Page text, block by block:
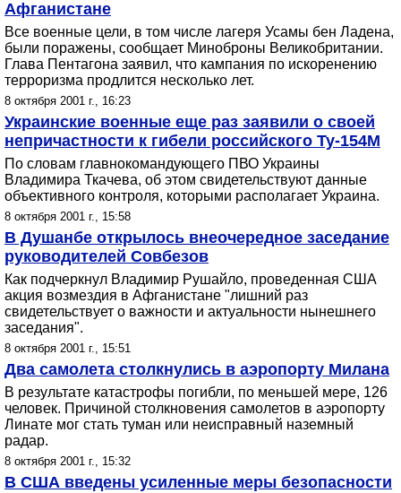
Афганистане
Все военные цели, в том числе лагеря Усамы бен Ладена,
были поражены, сообщает Миноброны Великобритании.
Глава Пентагона заявил, что кампания по искоренению
терроризма продлится несколько лет.
8 октября 2001 г., 16:23
Украинские военные еще раз заявили о своей
непричастности к гибели российского Ту-154М
По словам главнокомандующего ПВО Украины
Владимира Ткачева, об этом свидетельствуют данные
объективного контроля, которыми располагает Украина.
8 октября 2001 г., 15:58
В Душанбе открылось внеочередное заседание
руководителей Совбезов
Как подчеркнул Владимир Рушайло, проведенная США
акция возмездия в Афганистане "лишний раз
свидетельствует о важности и актуальности нынешнего
заседания".
8 октября 2001 г., 15:51
Два самолета столкнулись в аэропорту Милана
В результате катастрофы погибли, по меньшей мере, 126
человек. Причиной столкновения самолетов в аэропорту
Линате мог стать туман или неисправный наземный
радар.
8 октября 2001 г., 15:32
В США введены усиленные меры безопасности